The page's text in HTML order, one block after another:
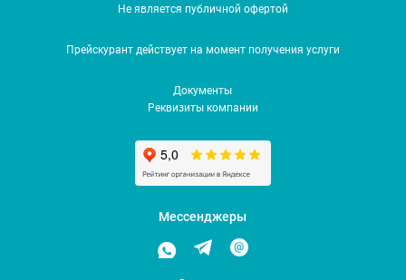
Не является публичной офертой
Прейскурант действует на момент получения услуги
Документы
Реквизиты компании
Мессенджеры